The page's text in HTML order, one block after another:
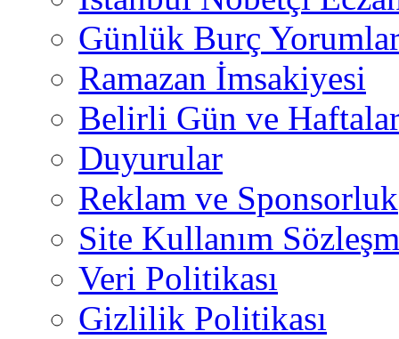
Günlük Burç
Ramazan İmsakiyesi
Belirli Gün ve
Duyurular
Reklam ve Sponsorluk
Site Kullanım
Veri Politikası
Gizlilik Politikası